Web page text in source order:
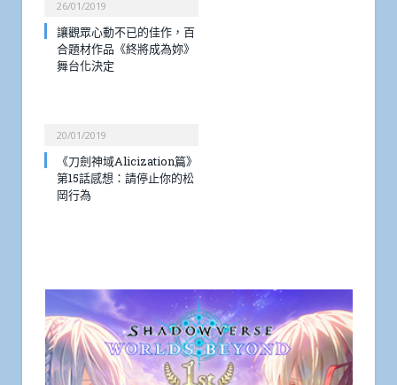
26/01/2019
讓觀眾心動不已的佳作，百
合題材作品《終將成為妳》
舞台化決定
20/01/2019
《刀劍神域Alicization篇》
第15話感想：請停止你的松
岡行為